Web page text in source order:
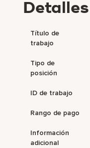
Título de
trabajo
Tipo de
posición
ID de trabajo
Rango de pago
Información
adicional